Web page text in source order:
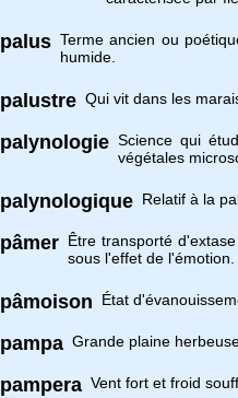
palus Terme ancien ou
humide.
palustre Qui vit dans les
palynologie Science qui
végétales
palynologique Relatif à la
pâmer Être transporté
sous l'effet de l'émotion.
pâmoison État
pampa Grande plaine
pampera Vent fort et froid